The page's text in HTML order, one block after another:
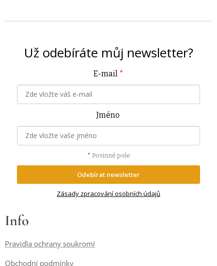
Už odebíráte můj newsletter?
E-mail *
Jméno
* Povinné pole
Odebírat newsletter
Zásady zpracování osobních údajů
Info
Pravidla ochrany soukromí
Obchodní podmínky